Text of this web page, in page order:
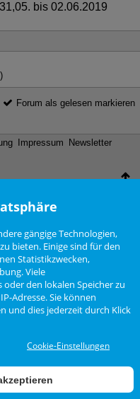
bis 02.06.2019
Forum als gelesen markieren
Impressum
Newsletter
von WoltLab® GmbH
BigMammut Webdesign
ist frei!
gängige Technologien,
bieten. Einige sind für den
Statistikzwecken,
Viele
den lokalen Speicher zu
Adresse. Sie können
und dies jederzeit durch Klick
Cookie-Einstellungen